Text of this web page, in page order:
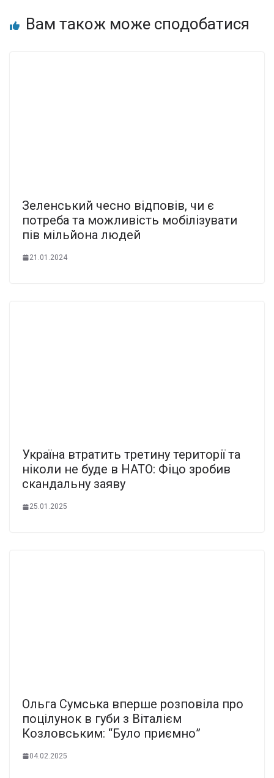
Вам також може сподобатися
Зеленський чесно відповів, чи є
потреба та можливість мобілізувати
пів мільйона людей
21.01.2024
Україна втратить третину території та
ніколи не буде в НАТО: Фіцо зробив
скандальну заяву
25.01.2025
Ольга Сумська вперше розповіла про
поцілунок в губи з Віталієм
Козловським: “Було приємно”
04.02.2025